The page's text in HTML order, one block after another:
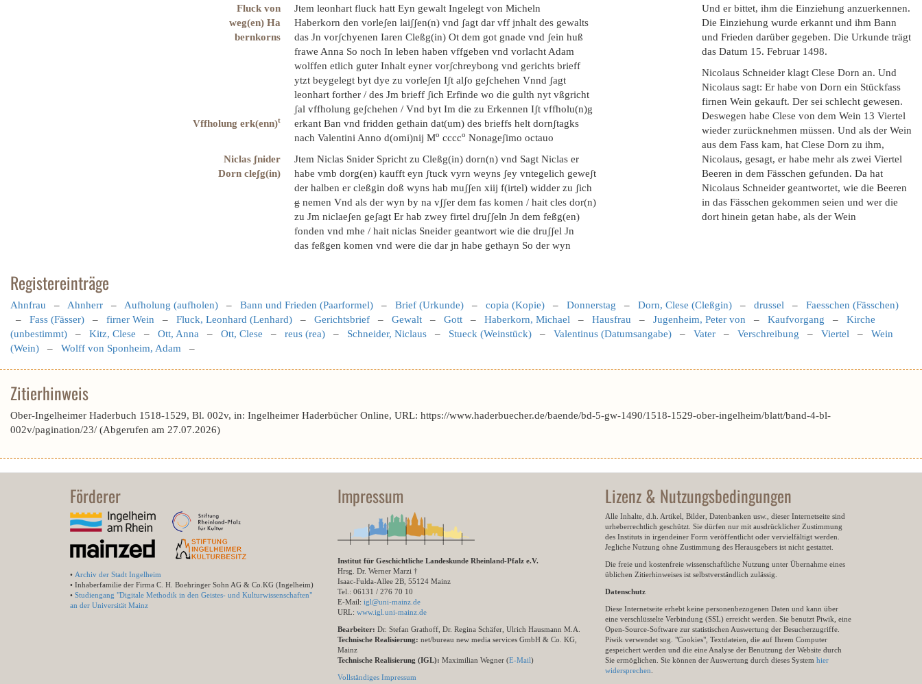
Fluck von
Jtem leonhart fluck hatt Eyn gewalt Ingelegt von Micheln
weg(en) Ha
Haberkorn den vorleʃen laiʃʃen(n) vnd ʃagt dar vff jnhalt des gewalts
bernkorns
das Jn vorʃchyenen Iaren Cleßg(in) Ot dem got gnade vnd ʃein huß
frawe Anna So noch In leben haben vffgeben vnd vorlacht Adam
wolffen etlich guter Inhalt eyner vorʃchreybong vnd gerichts brieff
ytzt beygelegt byt dye zu vorleʃen Iʃt alʃo geʃchehen Vnnd ʃagt
leonhart forther / des Jm brieff ʃich Erfinde wo die gulth nyt vßgricht
ʃal vffholung geʃchehen / Vnd byt Im die zu Erkennen Iʃt vffholu(n)g
Vffholung erk(enn)t
erkant Ban vnd fridden gethain dat(um) des brieffs helt dornʃtagks
nach Valentini Anno d(omi)nij Mo cccco Nonageʃimo octauo
Niclas ʃnider
Jtem Niclas Snider Spricht zu Cleßg(in) dorn(n) vnd Sagt Niclas er
Dorn cleʃg(in)
habe vmb dorg(en) kaufft eyn ʃtuck vyrn weyns ʃey vntegelich geweʃt
der halben er cleßgin doß wyns hab muʃʃen xiij f(irtel) widder zu ʃich
g nemen Vnd als der wyn by na vʃʃer dem fas komen / hait cles dor(n)
zu Jm niclaeʃen geʃagt Er hab zwey firtel druʃʃeln Jn dem feßg(en)
fonden vnd mhe / hait niclas Sneider geantwort wie die druʃʃel Jn
das feßgen komen vnd were die dar jn habe gethayn So der wyn
Und er bittet, ihm die Einziehung anzuerkennen.
Die Einziehung wurde erkannt und ihm Bann
und Frieden darüber gegeben. Die Urkunde trägt
das Datum 15. Februar 1498.
Nicolaus Schneider klagt Clese Dorn an. Und
Nicolaus sagt: Er habe von Dorn ein Stückfass
firnen Wein gekauft. Der sei schlecht gewesen.
Deswegen habe Clese von dem Wein 13 Viertel
wieder zurücknehmen müssen. Und als der Wein
aus dem Fass kam, hat Clese Dorn zu ihm,
Nicolaus, gesagt, er habe mehr als zwei Viertel
Beeren in dem Fässchen gefunden. Da hat
Nicolaus Schneider geantwortet, wie die Beeren
in das Fässchen gekommen seien und wer die
dort hinein getan habe, als der Wein
Registereinträge
Ahnfrau – Ahnherr – Aufholung (aufholen) – Bann und Frieden (Paarformel) – Brief (Urkunde) – copia (Kopie) – Donnerstag – Dorn, Clese (Cleßgin) – drussel – Faesschen (Fässchen)
– Fass (Fässer) – firner Wein – Fluck, Leonhard (Lenhard) – Gerichtsbrief – Gewalt – Gott – Haberkorn, Michael – Hausfrau – Jugenheim, Peter von – Kaufvorgang – Kirche
(unbestimmt) – Kitz, Clese – Ott, Anna – Ott, Clese – reus (rea) – Schneider, Niclaus – Stueck (Weinstück) – Valentinus (Datumsangabe) – Vater – Verschreibung – Viertel – Wein
(Wein) – Wolff von Sponheim, Adam –
Zitierhinweis
Ober-Ingelheimer Haderbuch 1518-1529, Bl. 002v, in: Ingelheimer Haderbücher Online, URL: https://www.haderbuecher.de/baende/bd-5-gw-1490/1518-1529-ober-ingelheim/blatt/band-4-bl-
002v/pagination/23/ (Abgerufen am 27.07.2026)
Förderer
• Archiv der Stadt Ingelheim
• Inhaberfamilie der Firma C. H. Boehringer Sohn AG & Co.KG (Ingelheim)
• Studiengang "Digitale Methodik in den Geistes- und Kulturwissenschaften"
an der Universität Mainz
Impressum
Institut für Geschichtliche Landeskunde Rheinland-Pfalz e.V.
Hrsg. Dr. Werner Marzi †
Isaac-Fulda-Allee 2B, 55124 Mainz
Tel.: 06131 / 276 70 10
E-Mail: igl@uni-mainz.de
URL: www.igl.uni-mainz.de
Bearbeiter: Dr. Stefan Grathoff, Dr. Regina Schäfer, Ulrich Hausmann M.A.
Technische Realisierung: net/bureau new media services GmbH & Co. KG,
Mainz
Technische Realisierung (IGL): Maximilian Wegner (E-Mail)
Vollständiges Impressum
Lizenz & Nutzungsbedingungen
Alle Inhalte, d.h. Artikel, Bilder, Datenbanken usw., dieser Internetseite sind
urheberrechtlich geschützt. Sie dürfen nur mit ausdrücklicher Zustimmung
des Instituts in irgendeiner Form veröffentlicht oder vervielfältigt werden.
Jegliche Nutzung ohne Zustimmung des Herausgebers ist nicht gestattet.
Die freie und kostenfreie wissenschaftliche Nutzung unter Übernahme eines
üblichen Zitierhinweises ist selbstverständlich zulässig.
Datenschutz
Diese Internetseite erhebt keine personenbezogenen Daten und kann über
eine verschlüsselte Verbindung (SSL) erreicht werden. Sie benutzt Piwik, eine
Open-Source-Software zur statistischen Auswertung der Besucherzugriffe.
Piwik verwendet sog. "Cookies", Textdateien, die auf Ihrem Computer
gespeichert werden und die eine Analyse der Benutzung der Website durch
Sie ermöglichen. Sie können der Auswertung durch dieses System hier
widersprechen